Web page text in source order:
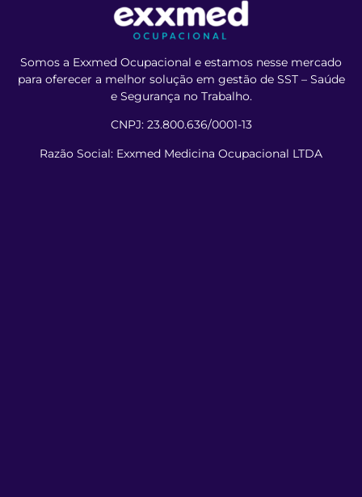
Somos a Exxmed Ocupacional e estamos nesse mercado
para oferecer a melhor solução em gestão de SST – Saúde
e Segurança no Trabalho.
CNPJ: 23.800.636/0001-13
Razão Social: Exxmed Medicina Ocupacional LTDA